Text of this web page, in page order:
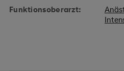
Funktionsoberarzt: